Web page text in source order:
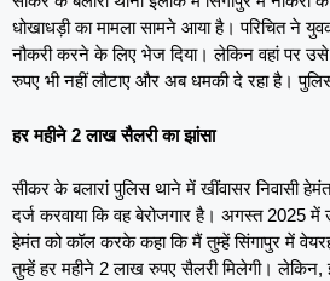
धोखाधड़ी का मामला सामने आया है। परिचित ने
नौकरी करने के लिए भेज दिया। लेकिन वहां पर उसे
रुपए भी नहीं लौटाए और अब धमकी दे रहा है।
हर महीने 2 लाख सैलरी का झांसा
सीकर के बलारां पुलिस थाने में खींवासर निवासी
दर्ज करवाया कि वह बेरोजगार है। अगस्त 2025 में
हेमंत को कॉल करके कहा कि मैं तुम्हें सिंगापुर में
तुम्हें हर महीने 2 लाख रुपए सैलरी मिलेगी।